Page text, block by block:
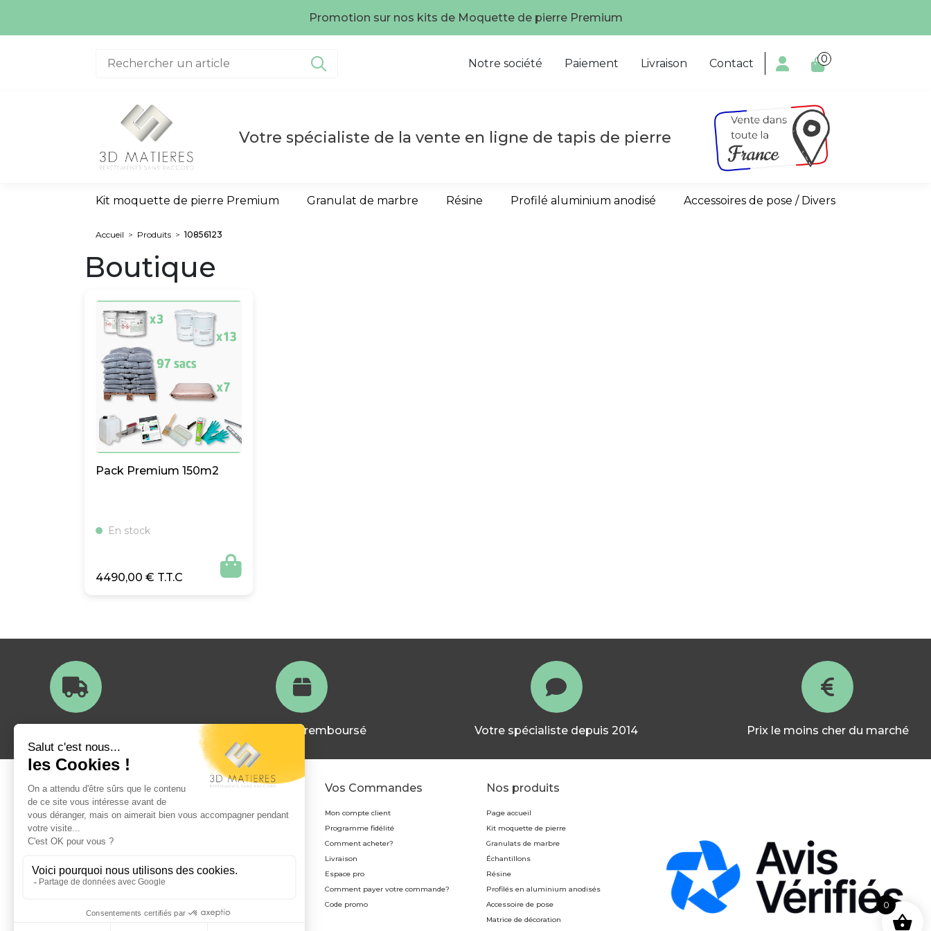
Promotion sur nos kits de Moquette de pierre Premium
Notre société Paiement Livraison Contact  0
Votre spécialiste de la vente en ligne de tapis de pierre
Kit moquette de pierre Premium Granulat de marbre Résine Profilé aluminium anodisé Accessoires de pose / Divers
Accueil > Produits > 10856123
Boutique
Pack Premium 150m2
En stock
4490,00 € 
Satisfait ou remboursé Votre spécialiste depuis 2014 Prix le moins cher du marché
A propos
Qui sommes nous?
Modes de paiement
Conditions générales de vente
Vos Commandes
Mon compte client
Programme fidélité
Comment acheter?
Livraison
Espace pro
Comment payer votre commande?
Code promo
Nos produits
Page accueil
Kit moquette de pierre
Granulats de marbre
Échantillons
Résine
Profilés en aluminium anodisés
Accessoire de pose
Matrice de décoration
0